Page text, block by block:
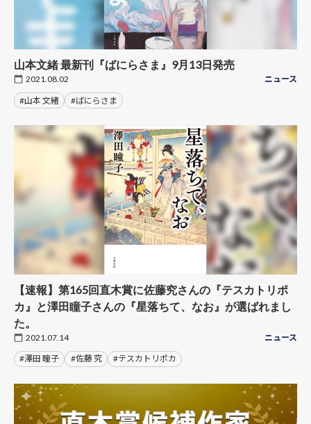
山本文緒 最新刊『ばにらさま』9月13日発売
2021.08.02 ニュース
#山本 文緒 #ばにらさま
【速報】第165回直木賞に佐藤究さんの『テスカトリポ
カ』と澤田瞳子さんの『星落ちて、なお』が選ばれまし
た。
2021.07.14 ニュース
#澤田 瞳子 #佐藤 究 #テスカトリポカ